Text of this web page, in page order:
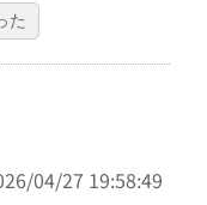
た
04/27 19:58:49